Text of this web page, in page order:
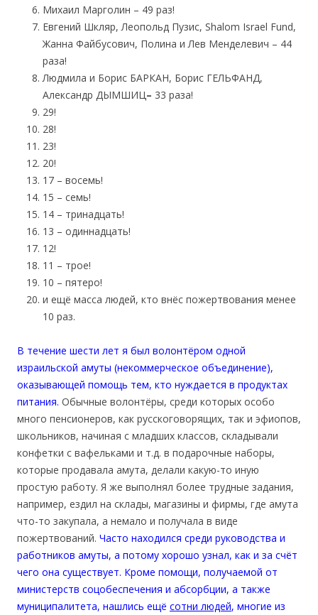
Михаил Марголин – 49 раз!
Евгений Шкляр, Леопольд Пузис, Shalom Israel Fund,
Жанна Файбусович, Полина и Лев Менделевич – 44
раза!
Людмила и Борис БАРКАН, Борис ГЕЛЬФАНД,
Александр ДЫМШИЦ– 33 раза!
29!
28!
23!
20!
17 – восемь!
15 – семь!
14 – тринадцать!
13 – одиннадцать!
12!
11 – трое!
10 – пятеро!
и ещё масса людей, кто внёс пожертвования менее
10 раз.
В течение шести лет я был волонтёром одной
израильской амуты (некоммерческое объединение),
оказывающей помощь тем, кто нуждается в продуктах
питания. Обычные волонтёры, среди которых особо
много пенсионеров, как русскоговорящих, так и эфиопов,
школьников, начиная с младших классов, складывали
конфетки с вафельками и т.д. в подарочные наборы,
которые продавала амута, делали какую-то иную
простую работу. Я же выполнял более трудные задания,
например, ездил на склады, магазины и фирмы, где амута
что-то закупала, а немало и получала в виде
пожертвований. Часто находился среди руководства и
работников амуты, а потому хорошо узнал, как и за счёт
чего она существует. Кроме помощи, получаемой от
министерств соцобеспечения и абсорбции, а также
муниципалитета, нашлись ещё сотни людей, многие из